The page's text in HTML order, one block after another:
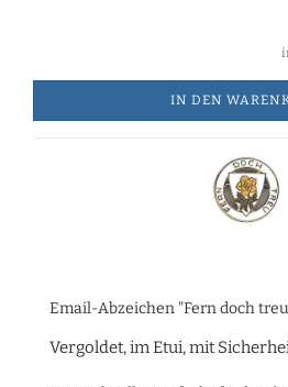
IN DEN
Email-Abzeichen "Fern doch
Vergoldet, im Etui, mit